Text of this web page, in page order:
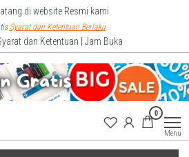
di website Resmi kami
Syarat dan Ketentuan Berlaku
dan Ketentuan | Jam Buka
0
Menu